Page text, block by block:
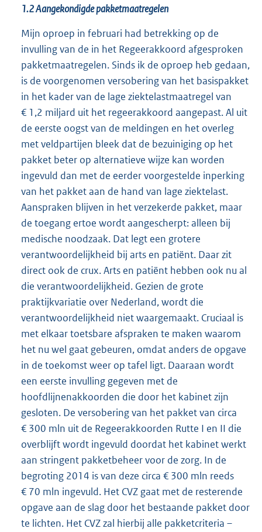
1.2 Aangekondigde pakketmaatregelen
Mijn oproep in februari had betrekking op de
invulling van de in het Regeerakkoord afgesproken
pakketmaatregelen. Sinds ik de oproep heb gedaan,
is de voorgenomen versobering van het basispakket
in het kader van de lage ziektelastmaatregel van
€ 1,2 miljard uit het regeerakkoord aangepast. Al uit
de eerste oogst van de meldingen en het overleg
met veldpartijen bleek dat de bezuiniging op het
pakket beter op alternatieve wijze kan worden
ingevuld dan met de eerder voorgestelde inperking
van het pakket aan de hand van lage ziektelast.
Aanspraken blijven in het verzekerde pakket, maar
de toegang ertoe wordt aangescherpt: alleen bij
medische noodzaak. Dat legt een grotere
verantwoordelijkheid bij arts en patiënt. Daar zit
direct ook de crux. Arts en patiënt hebben ook nu al
die verantwoordelijkheid. Gezien de grote
praktijkvariatie over Nederland, wordt die
verantwoordelijkheid niet waargemaakt. Cruciaal is
met elkaar toetsbare afspraken te maken waarom
het nu wel gaat gebeuren, omdat anders de opgave
in de toekomst weer op tafel ligt. Daaraan wordt
een eerste invulling gegeven met de
hoofdlijnenakkoorden die door het kabinet zijn
gesloten. De versobering van het pakket van circa
€ 300 mln uit de Regeerakkoorden Rutte I en II die
overblijft wordt ingevuld doordat het kabinet werkt
aan stringent pakketbeheer voor de zorg. In de
begroting 2014 is van deze circa € 300 mln reeds
€ 70 mln ingevuld. Het CVZ gaat met de resterende
opgave aan de slag door het bestaande pakket door
te lichten. Het CVZ zal hierbij alle pakketcriteria –